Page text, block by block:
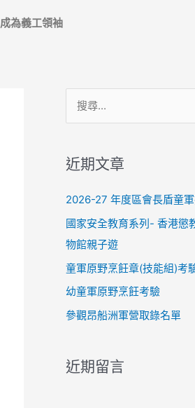
成為義工領袖
鍵
字
近期文章
2026-27 年度區會長盾童
國家安全教育系列- 香港懲
物館親子遊
童軍原野烹飪章(技能組)考
幼童軍原野烹飪考驗
參觀昂船洲軍營取錄名單
近期留言